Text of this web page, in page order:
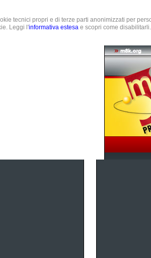
tecnici propri e di terze parti anonimizzati per
Leggi l'informativa estesa e scopri come disabilitarli.